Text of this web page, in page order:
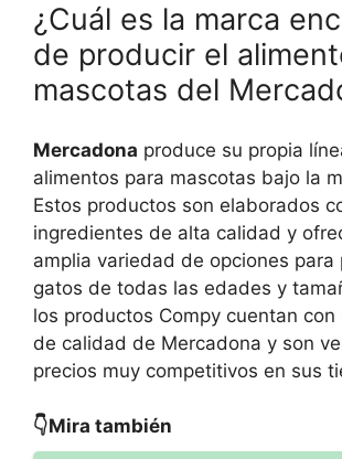
¿Cuál es la marca
de producir el
mascotas del
Mercadona produce su propia
alimentos para mascotas bajo la
Estos productos son elaborados
ingredientes de alta calidad y
amplia variedad de opciones para
gatos de todas las edades y
los productos Compy cuentan con
de calidad de Mercadona y son
precios muy competitivos en sus
👇Mira también